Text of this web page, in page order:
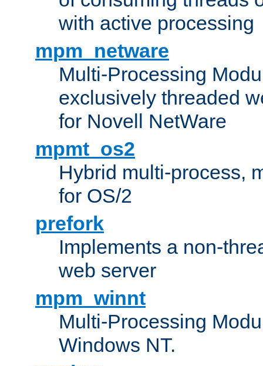
with active processing
mpm_netware
Multi-Processing
exclusively threaded
for Novell NetWare
mpmt_os2
Hybrid multi-process,
for OS/2
prefork
Implements a non-
web server
mpm_winnt
Multi-Processing
Windows NT.